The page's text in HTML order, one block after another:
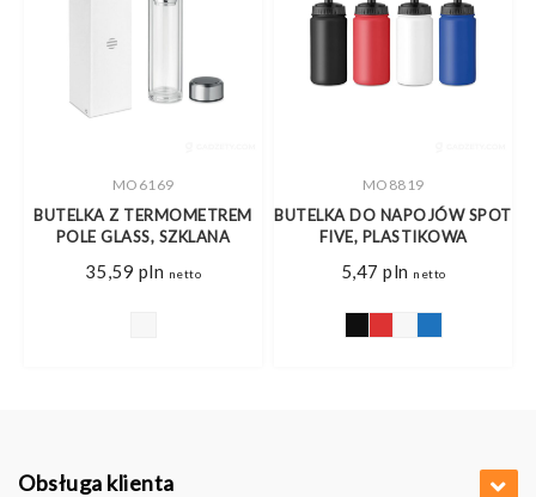
MO6169
BUTELKA Z TERMOMETREM
POLE GLASS, SZKLANA
35,59 pln netto
MO8819
BUTELKA DO NAPOJÓW SPOT
FIVE, PLASTIKOWA
5,47 pln netto
Obsługa klienta